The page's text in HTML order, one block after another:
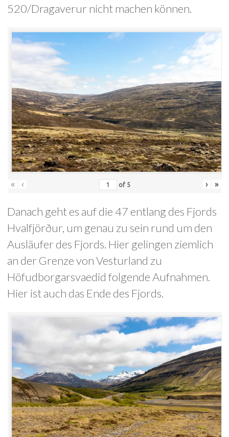
520/Dragaverur nicht machen können.
« ‹ of 5 › »
Danach geht es auf die 47 entlang des Fjords
Hvalfjörður, um genau zu sein rund um den
Ausläufer des Fjords. Hier gelingen ziemlich
an der Grenze von Vesturland zu
Höfudborgarsvaedid folgende Aufnahmen.
Hier ist auch das Ende des Fjords.